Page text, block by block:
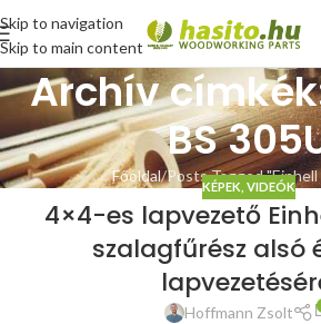
Skip to navigation
Skip to main content
Archív
BS
Főoldal Posts Tagged "Einhell
KÉPEK, VIDEÓK
4×4-es lapvezető
szalagfűrész alsó
Hoffmann Zsolt